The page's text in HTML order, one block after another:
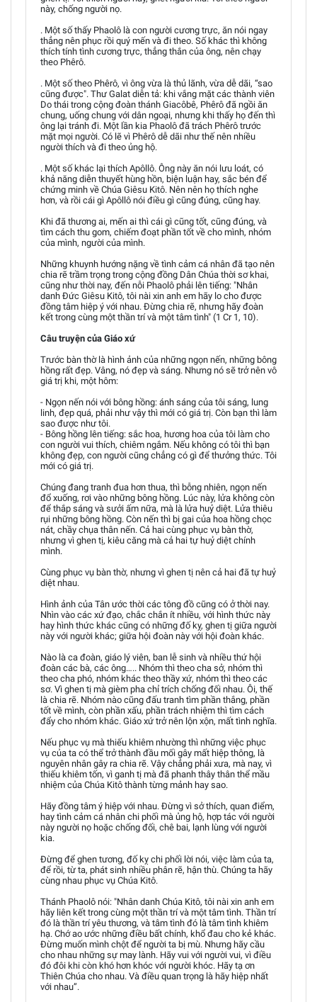
này, chống người nọ.
. Một số thấy Phaolô là con người cương trực, ăn nói ngay
thẳng nên phục rồi quý mến và đi theo. Số khác thì không
thích tính tình cương trực, thẳng thắn của ông, nên chạy
theo Phêrô.
. Một số theo Phêrô, vì ông vừa là thủ lãnh, vừa dễ dãi, “sao
cũng được". Thư Galat diễn tả: khi vắng mặt các thành viên
Do thái trong cộng đoàn thánh Giacôbê, Phêrô đã ngồi ăn
chung, uống chung với dân ngoại, nhưng khi thấy họ đến thì
ông lại tránh đi. Một lần kia Phaolô đã trách Phêrô trước
mặt mọi người. Có lẽ vì Phêrô dễ dãi như thế nên nhiều
người thích và đi theo ủng hộ.
. Một số khác lại thích Apôllô. Ông này ăn nói lưu loát, có
khả năng diễn thuyết hùng hồn, biện luận hay, sắc bén để
chứng minh về Chúa Giêsu Kitô. Nên nên họ thích nghe
hơn, và rồi cái gì Apôllô nói điều gì cũng đúng, cũng hay.
Khi đã thương ai, mến ai thì cái gì cũng tốt, cũng đúng, và
tìm cách thu gom, chiếm đoạt phần tốt về cho mình, nhóm
của mình, người của mình.
Những khuynh hướng nặng về tình cảm cá nhân đã tạo nên
chia rẽ trầm trọng trong cộng đồng Dân Chúa thời sơ khai,
cũng như thời nay, đến nỗi Phaolô phải lên tiếng: "Nhân
danh Đức Giêsu Kitô, tôi nài xin anh em hãy lo cho được
đồng tâm hiệp ý với nhau. Đừng chia rẽ, nhưng hãy đoàn
kết trong cùng một thần trí và một tâm tình" (1 Cr 1, 10).
Câu truyện của Giáo xứ
Trước bàn thờ là hình ảnh của những ngọn nến, những bông
hồng rất đẹp. Vâng, nó đẹp và sáng. Nhưng nó sẽ trở nên vô
giá trị khi, một hôm:
- Ngọn nến nói với bông hồng: ánh sáng của tôi sáng, lung
linh, đẹp quá, phải như vậy thì mới có giá trị. Còn bạn thì làm
sao được như tôi.
- Bông hồng lên tiếng: sắc hoa, hương hoa của tôi làm cho
con người vui thích, chiêm ngắm. Nếu không có tôi thì bạn
không đẹp, con người cũng chẳng có gì để thưởng thức. Tôi
mới có giá trị.
Chúng đang tranh đua hơn thua, thì bỗng nhiên, ngọn nến
đổ xuống, rơi vào những bông hồng. Lúc này, lửa không còn
để thắp sáng và sưởi ấm nữa, mà là lửa huỷ diệt. Lửa thiêu
rụi những bông hồng. Còn nến thì bị gai của hoa hồng chọc
nát, chầy chụa thân nến. Cả hai cùng phục vụ bàn thờ,
nhưng vì ghen tị, kiêu căng mà cả hai tự huỷ diệt chính
mình.
Cùng phục vụ bàn thờ, nhưng vì ghen tị nên cả hai đã tự huỷ
diệt nhau.
Hình ảnh của Tân ước thời các tông đồ cũng có ở thời nay.
Nhìn vào các xứ đạo, chắc chắn ít nhiều, với hình thức này
hay hình thức khác cũng có những đố kỵ, ghen tị giữa người
này với người khác; giữa hội đoàn này với hội đoàn khác.
Nào là ca đoàn, giáo lý viên, ban lễ sinh và nhiều thứ hội
đoàn các bà, các ông….. Nhóm thì theo cha sở, nhóm thì
theo cha phó, nhóm khác theo thầy xứ, nhóm thì theo các
sơ. Vì ghen tị mà gièm pha chỉ trích chống đối nhau. Ôi, thế
là chia rẽ. Nhóm nào cũng đấu tranh tìm phần thắng, phần
tốt về mình, còn phần xấu, phần trách nhiệm thì tìm cách
đẩy cho nhóm khác. Giáo xứ trở nên lộn xộn, mất tình nghĩa.
Nếu phục vụ mà thiếu khiêm nhường thì những việc phục
vụ của ta có thể trở thành đầu mối gây mất hiệp thông, là
nguyên nhân gây ra chia rẽ. Vậy chẳng phải xưa, mà nay, vì
thiếu khiêm tốn, vì ganh tị mà đã phanh thây thân thể mầu
nhiệm của Chúa Kitô thành từng mảnh hay sao.
Hãy đồng tâm ý hiệp với nhau. Đừng vì sở thích, quan điểm,
hay tình cảm cá nhân chi phối mà ủng hộ, hợp tác với người
này người nọ hoặc chống đối, chê bai, lạnh lùng với người
kia.
Đừng để ghen tương, đố kỵ chi phối lời nói, việc làm của ta,
để rồi, từ ta, phát sinh nhiều phân rẽ, hận thù. Chúng ta hãy
cùng nhau phục vụ Chúa Kitô.
Thánh Phaolô nói: "Nhân danh Chúa Kitô, tôi nài xin anh em
hãy liên kết trong cùng một thần trí và một tâm tình. Thần trí
đó là thần trí yêu thương, và tâm tình đó là tâm tình khiêm
hạ. Chớ ao ước những điều bất chính, khổ đau cho kẻ khác.
Đừng muốn mình chột để người ta bị mù. Nhưng hãy cầu
cho nhau những sự may lành. Hãy vui với người vui, vì điều
đó đôi khi còn khó hơn khóc với người khóc. Hãy tạ ơn
Thiên Chúa cho nhau. Và điều quan trọng là hãy hiệp nhất
với nhau”.